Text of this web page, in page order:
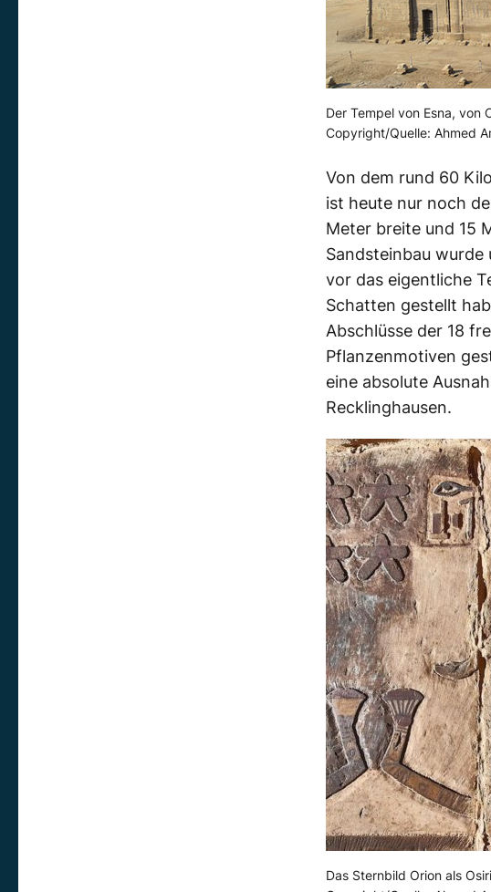
Der Tempel von Esna, von
Copyright/Quelle: Ahmed
Von dem rund 60
ist heute nur noch
Meter breite und 15
Sandsteinbau wurde
vor das eigentliche
Schatten gestellt
Abschlüsse der 18
Pflanzenmotiven
eine absolute
Recklinghausen.
Das Sternbild Orion als